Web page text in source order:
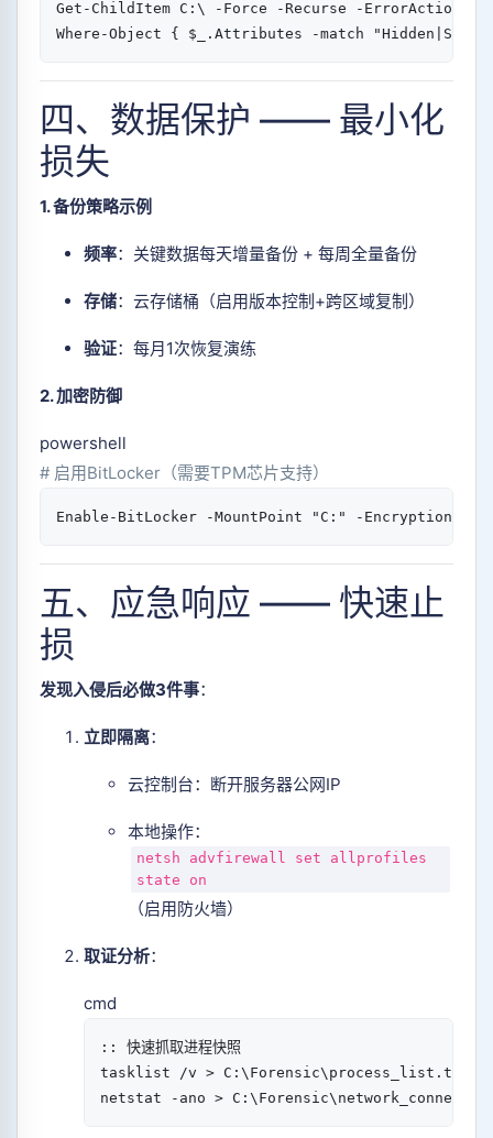
Get-ChildItem C:\ - Force - Recurse - ErrorAction
Where-Object
{ $_ . Attributes -match
四、数据保护 —— 最小化
损失
1. 备份策略示例
频率：关键数据每天增量备份 + 每周全量备份
存储：云存储桶（启用版本控制+跨区域复制）
验证：每月1次恢复演练
2. 加密防御
powershell
# 启用BitLocker（需要TPM芯片支持）
Enable-BitLocker -MountPoint "C:" -
五、应急响应 —— 快速止
损
发现入侵后必做3件事：
立即隔离：
云控制台：断开服务器公网IP
本地操作：
netsh advfirewall set allprofiles
state on
（启用防火墙）
取证分析：
cmd
:: 快速抓取进程快照
tasklist /v > C:\Forensic\process_list.txt
netstat -ano >